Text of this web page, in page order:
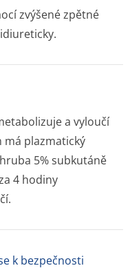
zvýšené zpětné
a vyloučí
má plazmatický
5% subkutáně
4 hodiny
k bezpečnosti